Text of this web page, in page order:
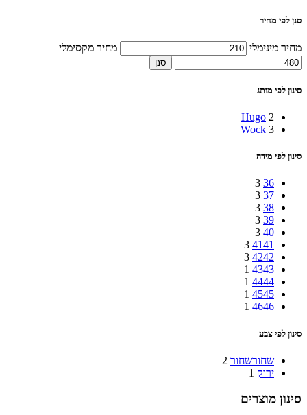
סנן לפי מחיר
מחיר מינימלי מחיר מקסימלי
סנן
סינון לפי מותג
Hugo 2
Wock 3
סינון לפי מידה
36
3
37
3
38
3
39
3
40
3
4141
3
4242
3
4343
1
4444
1
4545
1
4646
1
סינון לפי צבע
שחורשחור 2
ירוק 1
סינון מוצרים